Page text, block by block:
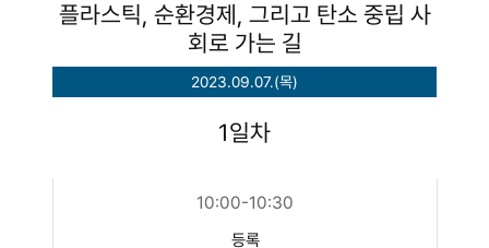
플라스틱, 순환경제, 그리고 탄소 중립 사
회로 가는 길
2023.09.07.(목)
1일차
10:00-10:30
등록